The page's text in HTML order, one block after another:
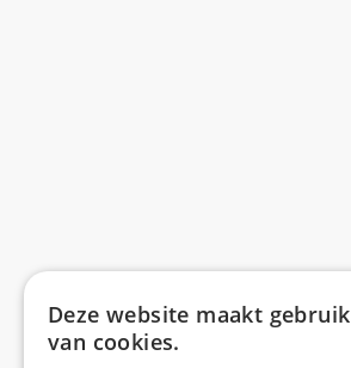
Deze website maakt gebruik
van cookies.